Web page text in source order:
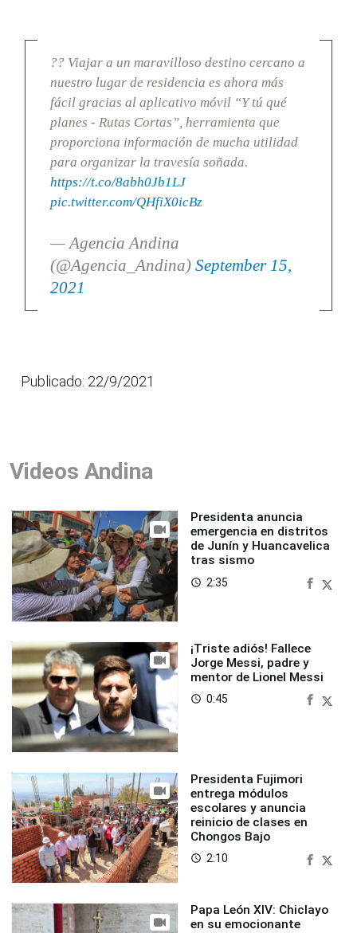
?? Viajar a un maravilloso destino cercano a
nuestro lugar de residencia es ahora más
fácil gracias al aplicativo móvil “Y tú qué
planes - Rutas Cortas”, herramienta que
proporciona información de mucha utilidad
para organizar la travesía soñada.
https://t.co/8abh0Jb1LJ
pic.twitter.com/QHfiX0icBz
— Agencia Andina
(@Agencia_Andina) September 15,
2021
Publicado: 22/9/2021
Videos Andina
Presidenta anuncia
emergencia en distritos
de Junín y Huancavelica
tras sismo
access_time 2:35
¡Triste adiós! Fallece
Jorge Messi, padre y
mentor de Lionel Messi
access_time 0:45
Presidenta Fujimori
entrega módulos
escolares y anuncia
reinicio de clases en
Chongos Bajo
access_time 2:10
Papa León XIV: Chiclayo
en su emocionante